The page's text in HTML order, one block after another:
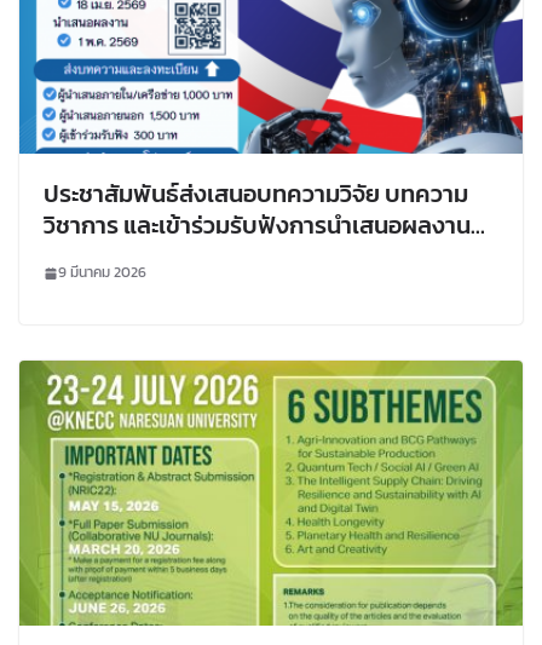
ประชาสัมพันธ์ส่งเสนอบทความวิจัย บทความ
วิชาการ และเข้าร่วมรับฟังการนำเสนอผลงาน
วิจัยในการประชุมวิชาการเสนอผลงานวิจัย
บัณฑิตศึกษาระดับชาติ ฯ ครั้งที่ 16
9 มีนาคม 2026